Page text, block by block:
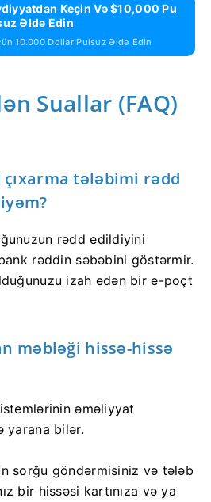
Keçin Və $10,000 Pu
Əldə Edin
10.000 Dollar Pulsuz Əldə Edin
Suallar (FAQ)
tələbimi rədd
rədd edildiyini
rəddin səbəbini göstərmir.
izah edən bir e-poçt
məbləği hissə-hissə
əməliyyat
yarana bilər.
sorğu göndərmisiniz və tələb
bir hissəsi kartınıza və ya